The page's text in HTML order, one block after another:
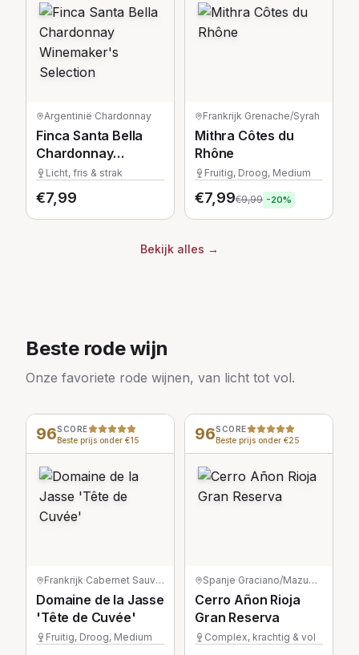
Argentinië·Chardonnay
Finca Santa Bella
Chardonnay
Winemaker's
Selection
Licht, fris & strak
€7,99
Frankrijk·Grenache/Syrah
Mithra Côtes du
Rhône
Fruitig, Droog, Medium
€7,99€9,99 -20%
Bekijk alles →
Beste rode wijn
Onze favoriete rode wijnen, van licht tot vol.
96SCORE
Beste prijs onder €15
Frankrijk· Cabernet Sauvignon
Domaine de la Jasse
'Tête de Cuvée'
Fruitig, Droog, Medium
96SCORE
Beste prijs onder €25
Spanje· Graciano/Mazuelo/Tempranillo
Cerro Añon Rioja
Gran Reserva
Complex, krachtig & vol